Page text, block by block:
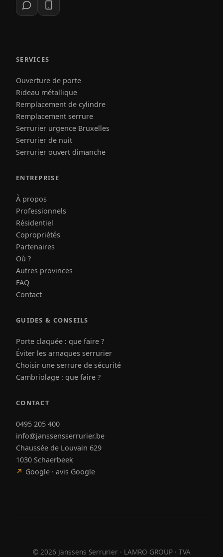
SERVICES
Ouverture de porte
Rideau métallique
Remplacement de cylindre
Remplacement serrure
Serrurier urgence Bruxelles
Serrurier de nuit
Serrurier ouvert dimanche
ENTREPRISE
À propos
Professionnels
Résidentiel
Copropriétés
Partenaires
Où ?
Autres provinces
FAQ
Contact
GUIDES & CONSEILS
Porte claquée : que faire ?
Éviter les arnaques serrurier
Choisir une serrure de sécurité
Cambriolage : que faire ?
CONTACT
0495 205 400
info@janssensserrurier.be
Chaussée de Louvain 629
1030 Schaerbeek
↗ Google · avis Google
© 2026 Janssens Serrurier · LAMRO GROUP · TVA